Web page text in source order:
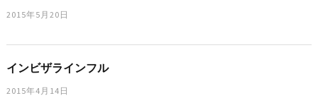
2015年5月20日
インビザラインフル
2015年4月14日